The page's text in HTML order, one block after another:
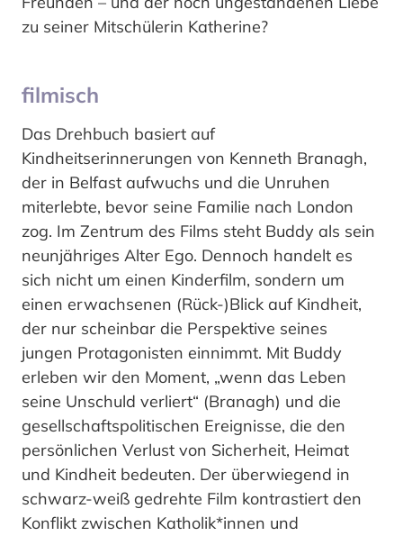
zu seiner Mitschülerin Katherine?
filmisch
Das Drehbuch basiert auf
Kindheitserinnerungen von Kenneth Branagh,
der in Belfast aufwuchs und die Unruhen
miterlebte, bevor seine Familie nach London
zog. Im Zentrum des Films steht Buddy als sein
neunjähriges Alter Ego. Dennoch handelt es
sich nicht um einen Kinderfilm, sondern um
einen erwachsenen (Rück-)Blick auf Kindheit,
der nur scheinbar die Perspektive seines
jungen Protagonisten einnimmt. Mit Buddy
erleben wir den Moment, „wenn das Leben
seine Unschuld verliert“ (Branagh) und die
gesellschaftspolitischen Ereignisse, die den
persönlichen Verlust von Sicherheit, Heimat
und Kindheit bedeuten. Der überwiegend in
schwarz-weiß gedrehte Film kontrastiert den
Konflikt zwischen Katholik*innen und